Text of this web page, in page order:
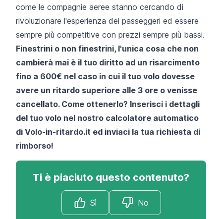
come le compagnie aeree stanno cercando di
rivoluzionare l'esperienza dei passeggeri ed essere
sempre più competitive con prezzi sempre più bassi.
Finestrini o non finestrini, l'unica cosa che non
cambierà mai è il tuo diritto ad un risarcimento
fino a 600€ nel caso in cui il tuo volo dovesse
avere un ritardo superiore alle 3 ore o venisse
cancellato. Come ottenerlo? Inserisci i dettagli
del tuo volo nel nostro calcolatore automatico
di Volo-in-ritardo.it ed inviaci la tua richiesta di
rimborso!
Ti è piaciuto questo contenuto?
Sì No